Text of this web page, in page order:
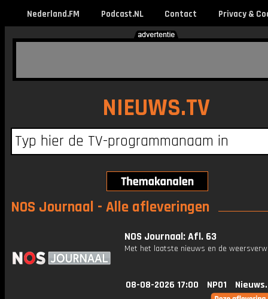
Nederland.FM Podcast.NL Contact Privacy &
NIEUWS.TV
NOS Journaal - Alle afleveringen
NOS Journaal: Afl. 63
Met het laatste nieuws en de
08-08-2026 17:00 NPO1